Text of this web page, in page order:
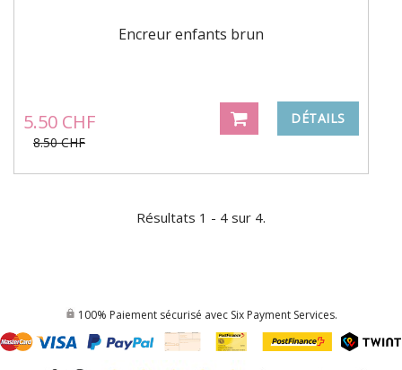
Encreur enfants brun
5.50 CHF
8.50 CHF
DÉTAILS
Résultats 1 - 4 sur 4.
100% Paiement sécurisé avec Six Payment Services.